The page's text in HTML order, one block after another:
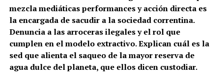
mezcla mediáticas performances y acción directa es
la encargada de sacudir a la sociedad correntina.
Denuncia a las arroceras ilegales y el rol que
cumplen en el modelo extractivo. Explican cuál es la
sed que alienta el saqueo de la mayor reserva de
agua dulce del planeta, que ellos dicen custodiar.